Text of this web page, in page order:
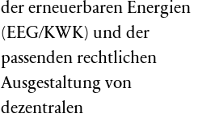
der erneuerbaren Energien
(EEG/KWK) und der
passenden rechtlichen
Ausgestaltung von
dezentralen